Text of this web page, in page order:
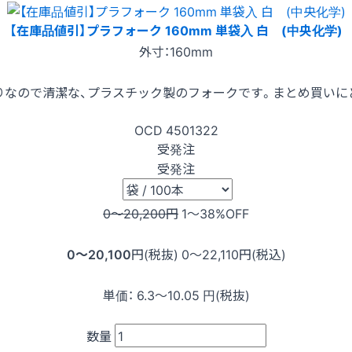
【在庫品値引】プラフォーク 160mm 単袋入 白 (中央化学)
外寸：160mm
ので清潔な、プラスチック製のフォークです。まとめ買い
OCD 4501322
受発注
受発注
0〜20,200円 1〜38%OFF
0〜20,100円(税抜) 0〜22,110円(税込)
単価： 6.3〜10.05 円(税抜)
数量